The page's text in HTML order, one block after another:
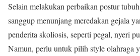
Selain melakukan perbaikan postur
sanggup menunjang meredakan gejala
penderita skoliosis, seperti pegal, nyeri
Namun, perlu untuk pilih style olahraga